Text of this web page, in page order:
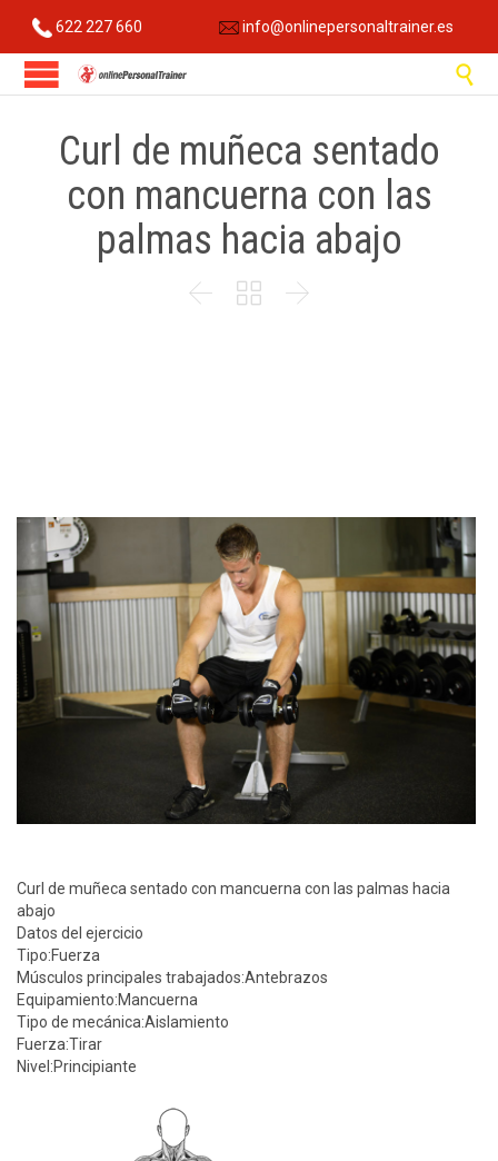
622 227 660 info@onlinepersonaltrainer.es

Curl de muñeca sentado
con mancuerna con las
palmas hacia abajo
  
Curl de muñeca sentado con mancuerna con las palmas hacia
abajo
Datos del ejercicio
Tipo:Fuerza
Músculos principales trabajados:Antebrazos
Equipamiento:Mancuerna
Tipo de mecánica:Aislamiento
Fuerza:Tirar
Nivel:Principiante